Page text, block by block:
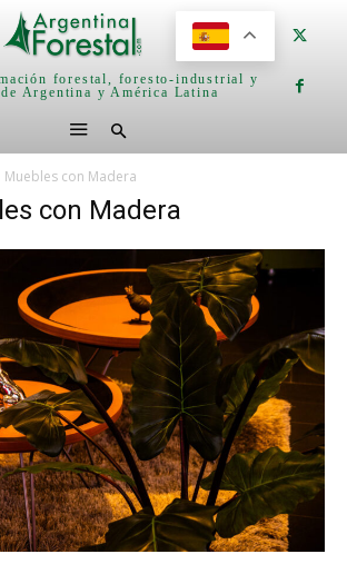
forestal, foresto-industrial y
Argentina y América Latina
Muebles con Madera
con Madera